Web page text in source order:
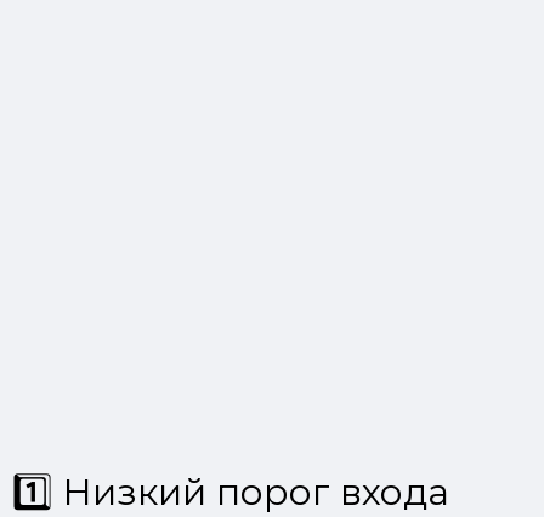
1️⃣ Низкий порог входа